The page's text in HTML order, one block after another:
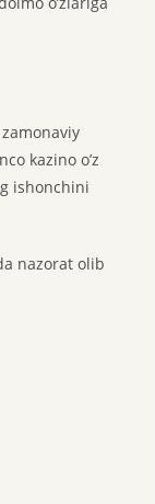
kazino o’z
ishonchini
nazorat olib